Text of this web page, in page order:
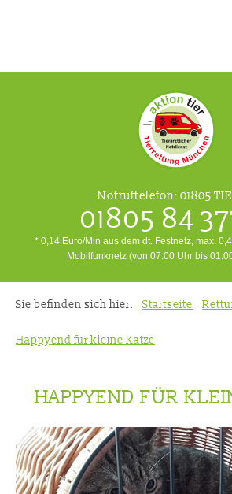
Notruftelefon: 01805
01805 84
* 0,14 Euro/Min aus dem dt. Festnetz, max.
Mobilfunknetz (von 07:00 Uhr bis
Sie befinden sich hier: Startseite
Happyend für kleine Katze
HAPPYEND FÜR